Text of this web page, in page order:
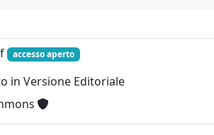
accesso aperto
in Versione Editoriale